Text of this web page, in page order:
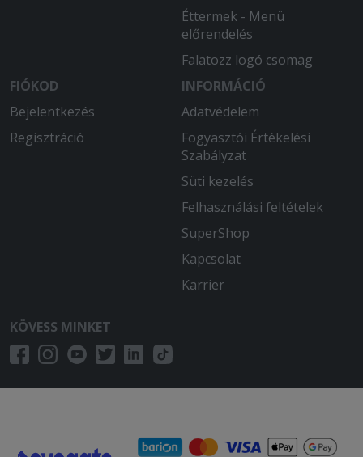
Éttermek - Menü
előrendelés
Falatozz logó csomag
FIÓKOD
Bejelentkezés
Regisztráció
INFORMÁCIÓ
Adatvédelem
Fogyasztói Értékelési
Szabályzat
Süti kezelés
Felhasználási feltételek
SuperShop
Kapcsolat
Karrier
KÖVESS MINKET